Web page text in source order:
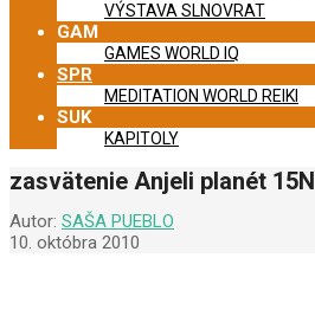
VÝSTAVA SLNOVRAT
GAM
GAMES WORLD IQ
SPR
MEDITATION WORLD REIKI
SUK
KAPITOLY
zasvätenie Anjeli planét 15N
Autor: SAŠA PUEBLO
10. októbra 2010